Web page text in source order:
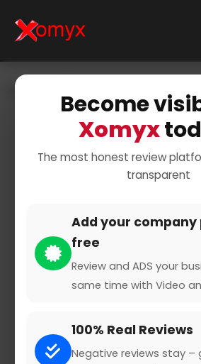
Become
Xomyx
The most honest review
transparent
Add your
free
Review and ADS your
same time with Video
100% Real Reviews
Negative reviews stay –
Education &
Tutoring Services
Test Prep
0 from 0 Reviews and
Claimed Profile